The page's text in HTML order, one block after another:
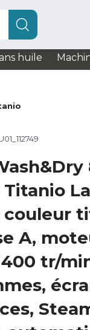
huile
A,
tr/